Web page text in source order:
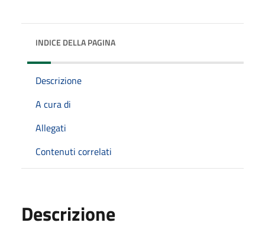
INDICE DELLA PAGINA
Descrizione
A cura di
Allegati
Contenuti correlati
Descrizione